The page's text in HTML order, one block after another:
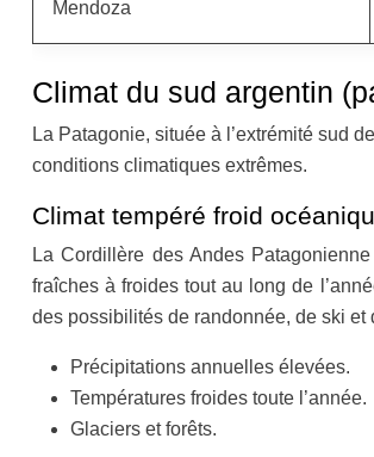
Mendoza
Climat du sud argentin
La Patagonie, située à l’extrémité sud
conditions climatiques extrêmes.
Climat tempéré froid
La Cordillère des Andes
fraîches à froides tout au long de
des possibilités de randonnée, de ski et
Précipitations annuelles élevées.
Températures froides toute l’année.
Glaciers et forêts.